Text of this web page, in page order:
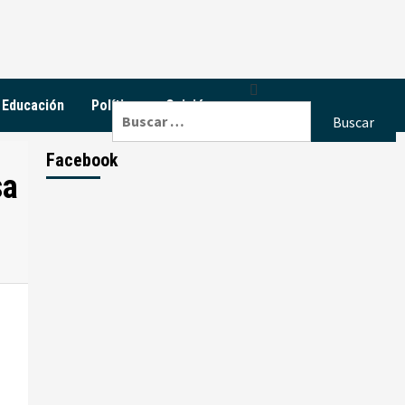
Educación Política Opinión
Facebook